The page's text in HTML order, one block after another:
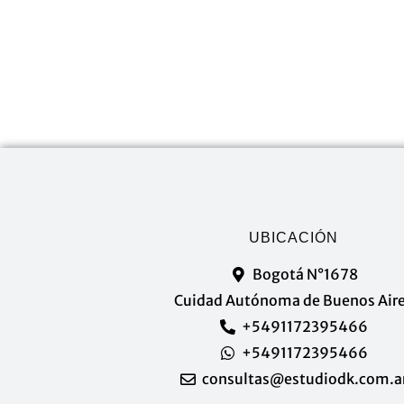
UBICACIÓN
Bogotá N°1678
Cuidad Autónoma de Buenos
+5491172395466
+5491172395466